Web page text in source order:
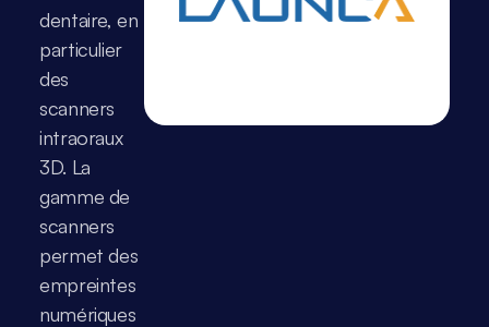
dentaire, en
particulier
des
scanners
intraoraux
3D. La
gamme de
scanners
permet des
empreintes
numériques